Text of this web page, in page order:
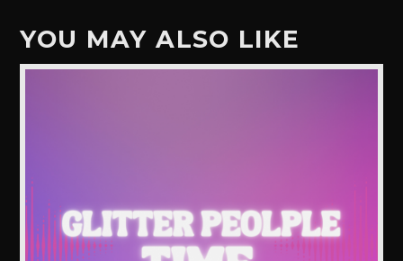
YOU MAY ALSO LIKE